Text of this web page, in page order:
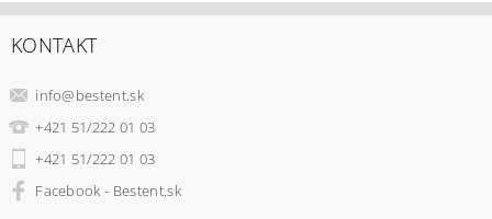
KONTAKT
info@bestent.sk
+421 51/222 01 03
+421 51/222 01 03
Facebook - Bestent.sk